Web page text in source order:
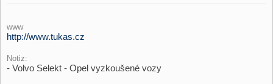
www
http://www.tukas.cz
Notiz:
- Volvo Selekt - Opel vyzkoušené vozy